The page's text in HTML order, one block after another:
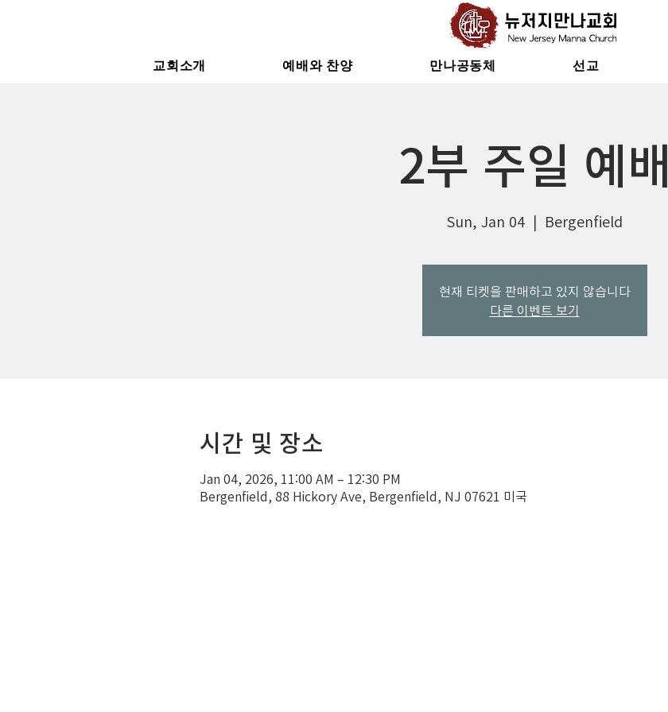
교회소개 예배와 찬양 만나공동체 선교
2부 주일 예배
Sun, Jan 04
  |
Bergenfield
현재 티켓을 판매하고 있지 않습니다
다른 이벤트 보기
시간 및 장소
Jan 04, 2026, 11:00 AM – 12:30 PM
Bergenfield, 88 Hickory Ave, Bergenfield, NJ 07621 미국